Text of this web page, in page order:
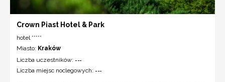
Crown Piast Hotel & Park
hotel *****
Miasto: Kraków
Liczba uczestników: ---
Liczba miejsc noclegowych: ---